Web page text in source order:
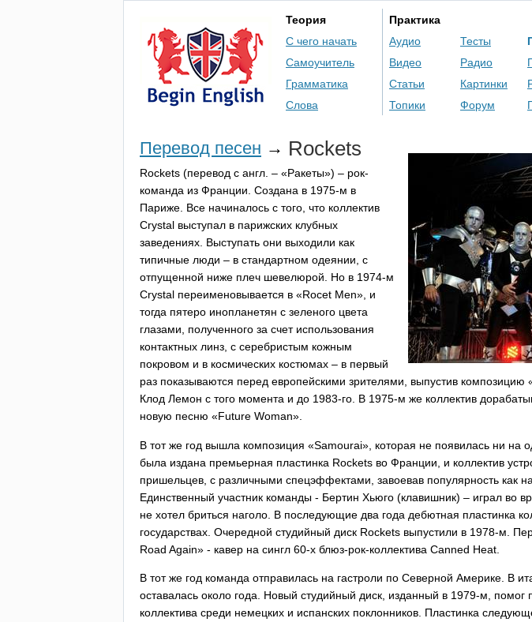
Теория
С чего начать
Самоучитель
Грамматика
Слова
Практика
Аудио
Видео
Статьи
Топики
Тесты
Радио
Картинки
Форум
Перевод песен → Rockets
Rockets (перевод с англ. – «Ракеты») – рок-
команда из Франции. Создана в 1975-м в
Париже. Все начиналось с того, что коллектив
Crystal выступал в парижских клубных
заведениях. Выступать они выходили как
типичные люди – в стандартном одеянии, с
отпущенной ниже плеч шевелюрой. Но в 1974-м
Crystal переименовывается в «Rocet Men», и
тогда пятеро инопланетян с зеленого цвета
глазами, полученного за счет использования
контактных линз, с серебристым кожным
покровом и в космических костюмах – в первый
раз показываются перед европейскими зрителями, выпустив композицию
Клод Лемон с того момента и до 1983-го. В 1975-м же коллектив
новую песню «Future Woman».
В тот же год вышла композиция «Samourai», которая не появилась ни на
была издана премьерная пластинка Rockets во Франции, и коллектив
пришельцев, с различными спецэффектами, завоевав популярность как
Единственный участник команды - Бертин Хьюго (клавишник) – играл во
не хотел бриться наголо. В последующие два года дебютная пластинка
государствах. Очередной студийный диск Rockets выпустили в 1978-м.
Road Again» - кавер на сингл 60-х блюз-рок-коллектива Canned Heat
В тот же год команда отправилась на гастроли по Северной Америке. В
оставалась около года. Новый студийный диск, изданный в 1979-м, помог
коллектива среди немецких и испанских поклонников. Пластинка